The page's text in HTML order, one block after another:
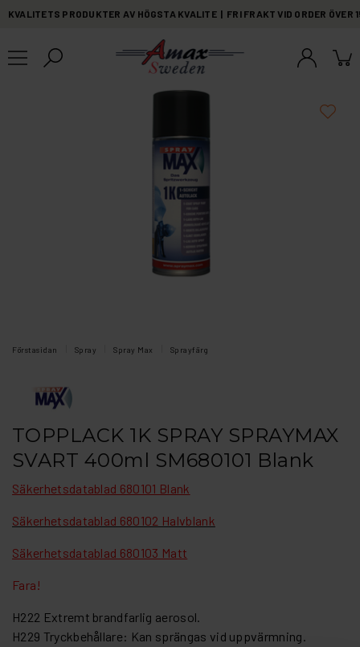
KVALITETS PRODUKTER AV HÖGSTA KVALITE | FRI FRAKT VID ORDER
Förstasidan Spray Spray Max Sprayfärg
TOPPLACK 1K SPRAY SPRAYMAX
SVART 400ml SM680101 Blank
Säkerhetsdatablad 680101 Blank
Säkerhetsdatablad 680102 Halvblank
Säkerhetsdatablad 680103 Matt
Fara!
H222 Extremt brandfarlig aerosol.
H229 Tryckbehållare: Kan sprängas vid uppvärmning.